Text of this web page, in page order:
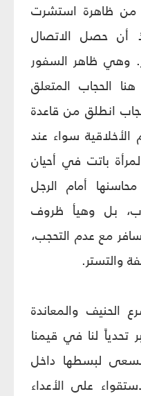
من ظاهرة استشرت
أن حصل الاتصال
وهي ظاهر السفور
الحجاب المتعلق
انطلق من قاعدة
الأخلاقية سواء عند
باتت في أحيان
أمام الرجل
بل وهيأ ظروف
مع عدم التحجب،
والتستر.
الحنيف والمعاندة
تحدياً لنا في قيمنا
نسعى لبسطها داخل
على الأعداء